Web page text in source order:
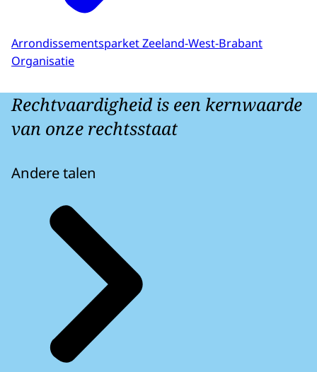
Arrondissementsparket Zeeland-West-Brabant
Organisatie
Rechtvaardigheid is een kernwaarde
van onze rechtsstaat
Andere talen